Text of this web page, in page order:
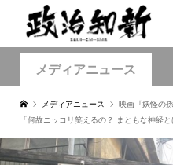
メディアニュース
メディアニュース
映画『妖怪の
「何故ニッコリ笑えるの？ まともな神経と